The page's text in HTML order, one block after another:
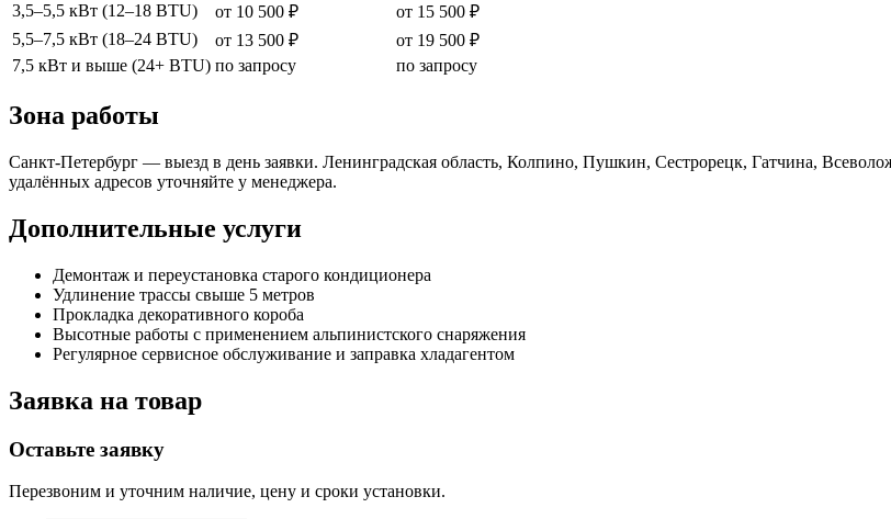
3,5–5,5 кВт (12–18 BTU)
от 10 500 ₽
от 15 500 ₽
5,5–7,5 кВт (18–24 BTU)
от 13 500 ₽
от 19 500 ₽
7,5 кВт и выше (24+ BTU) по запросу по запросу
Зона работы
Санкт-Петербург — выезд в день заявки. Ленинградская область, Колпино, Пушкин, Сестрорецк, Гатчина,
удалённых адресов уточняйте у менеджера.
Дополнительные услуги
Демонтаж и переустановка старого кондиционера
Удлинение трассы свыше 5 метров
Прокладка декоративного короба
Высотные работы с применением альпинистского снаряжения
Регулярное сервисное обслуживание и заправка хладагентом
Заявка на товар
Оставьте заявку
Перезвоним и уточним наличие, цену и сроки установки.